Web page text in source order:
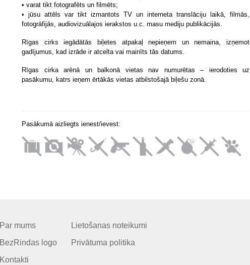
• varat tikt fotografēts un filmēts;
• jūsu attēls var tikt izmantots TV un interneta translāciju laikā, filmās,
fotogrāfijās, audiovizuālajos ierakstos u.c. masu mediju publikācijās.
Rīgas cirks iegādātās biļetes atpakaļ nepieņem un nemaina, izņemot
gadījumus, kad izrāde ir atcelta vai mainīts tās datums.
Rīgas cirka arēnā un balkonā vietas nav numurētas – ierodoties uz
pasākumu, katrs ieņem ērtākās vietas atbilstošajā biļešu zonā.
Pasākumā aizliegts ienest/ievest:
Par mums
BezRindas logo
Kontakti
Lietošanas noteikumi
Privātuma politika